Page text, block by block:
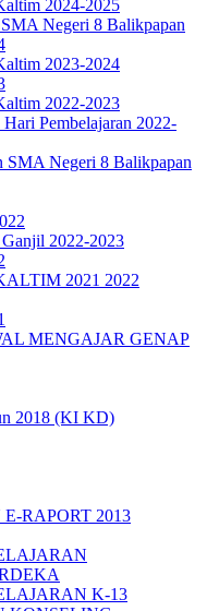
2024-2025
Negeri 8 Balikpapan
2023-2024
2022-2023
Pembelajaran 2022-
SMA Negeri 8 Balikpapan
2022-2023
2021 2022
MENGAJAR GENAP
2018 (KI KD)
RAPORT 2013
K-13